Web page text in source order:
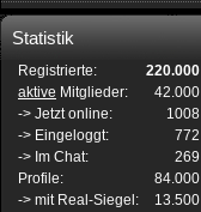
Statistik
Registrierte:
220.000
aktive Mitglieder:
42.000
-> Jetzt online:
1008
-> Eingeloggt:
772
-> Im Chat:
269
Profile:
84.000
-> mit Real-Siegel:
13.500